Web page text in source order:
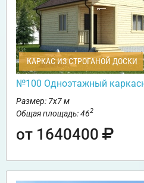
КАРКАС ИЗ СТРОГАНОЙ ДОСКИ
№100 Одноэтажный
Размер: 7х7 м
Общая площадь: 462
от 1640400